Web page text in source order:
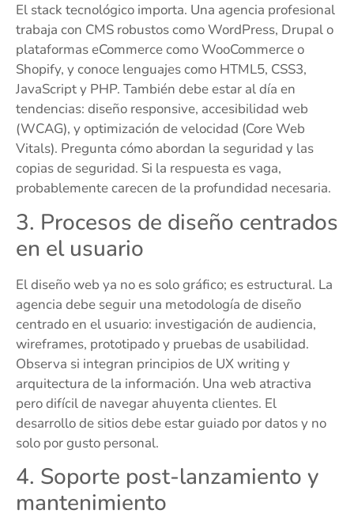
El stack tecnológico importa. Una agencia profesional
trabaja con CMS robustos como WordPress, Drupal o
plataformas eCommerce como WooCommerce o
Shopify, y conoce lenguajes como HTML5, CSS3,
JavaScript y PHP. También debe estar al día en
tendencias: diseño responsive, accesibilidad web
(WCAG), y optimización de velocidad (Core Web
Vitals). Pregunta cómo abordan la seguridad y las
copias de seguridad. Si la respuesta es vaga,
probablemente carecen de la profundidad necesaria.
3. Procesos de diseño centrados
en el usuario
El diseño web ya no es solo gráfico; es estructural. La
agencia debe seguir una metodología de diseño
centrado en el usuario: investigación de audiencia,
wireframes, prototipado y pruebas de usabilidad.
Observa si integran principios de UX writing y
arquitectura de la información. Una web atractiva
pero difícil de navegar ahuyenta clientes. El
desarrollo de sitios debe estar guiado por datos y no
solo por gusto personal.
4. Soporte post-lanzamiento y
mantenimiento